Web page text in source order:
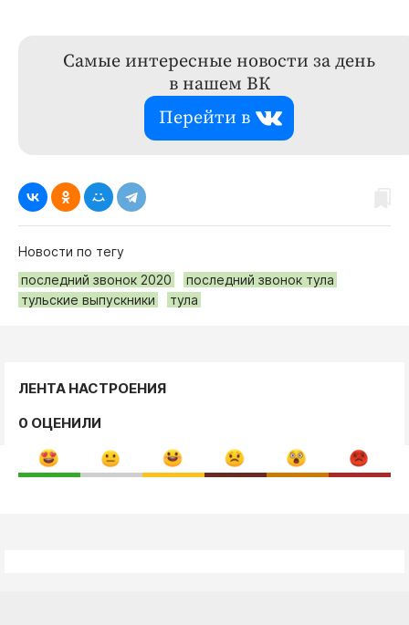
Самые интересные новости за день
в нашем ВК
Перейти в
Новости по тегу
последний звонок 2020
последний звонок тула
тульские выпускники
тула
ЛЕНТА НАСТРОЕНИЯ
0 ОЦЕНИЛИ